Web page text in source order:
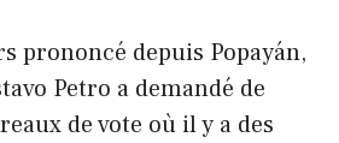
prononcé depuis Popayán,
Petro a demandé de
de vote où il y a des